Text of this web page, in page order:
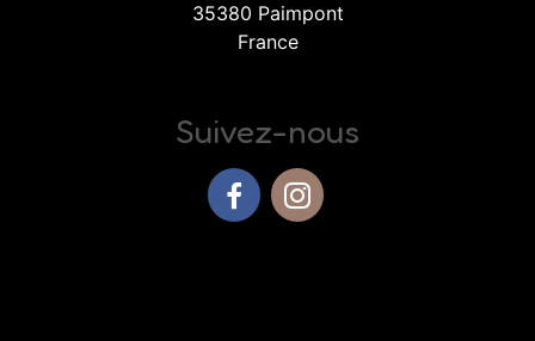
35380 Paimpont
France
Suivez-nous